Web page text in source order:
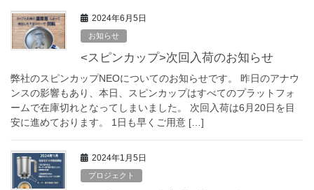
2024年6月5日
お知らせ
<スピンカップ>次回入荷のお知らせ
弊社のスピンカップNEOについてのお知らせです。 昨日のアナウ
ンスの影響もあり、本日、スピンカップはすべてのプラットフォ
ームで在庫切れとなってしまいました。 次回入荷は6月20日を目
安に進めております。 1日も早くご用意 […]
2024年1月5日
プロジェクト